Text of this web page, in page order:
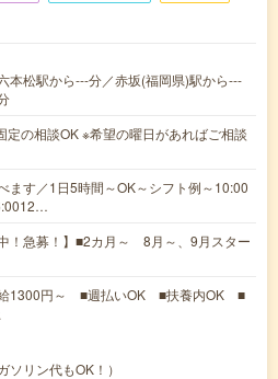
本松駅から---分／赤坂(福岡県)駅から---
定の相談OK ※希望の曜日があればご相談
ます／1日5時間～OK～シフト例～10:00
！急募！】■2カ月～ 8月～、9月スター
給1300円～ ■週払いOK ■扶養内OK ■
ソリン代もOK！）